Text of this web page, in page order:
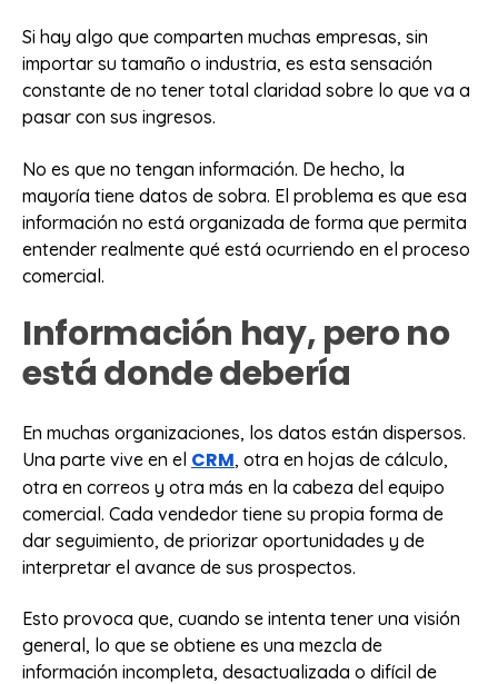
Si hay algo que comparten muchas empresas, sin
importar su tamaño o industria, es esta sensación
constante de no tener total claridad sobre lo que va a
pasar con sus ingresos.
No es que no tengan información. De hecho, la
mayoría tiene datos de sobra. El problema es que esa
información no está organizada de forma que permita
entender realmente qué está ocurriendo en el proceso
comercial.
Información hay, pero no
está donde debería
En muchas organizaciones, los datos están dispersos.
Una parte vive en el CRM, otra en hojas de cálculo,
otra en correos y otra más en la cabeza del equipo
comercial. Cada vendedor tiene su propia forma de
dar seguimiento, de priorizar oportunidades y de
interpretar el avance de sus prospectos.
Esto provoca que, cuando se intenta tener una visión
general, lo que se obtiene es una mezcla de
información incompleta, desactualizada o difícil de